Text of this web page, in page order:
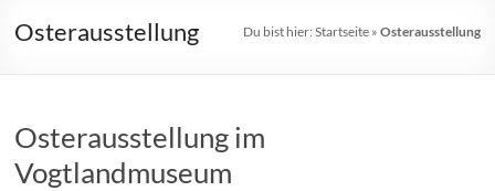
Osterausstellung Du bist hier: Startseite» Osterausstellung
Osterausstellung im
Vogtlandmuseum